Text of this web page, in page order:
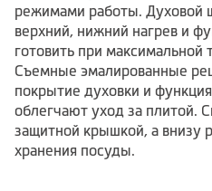
режимами работы. Духовой
верхний, нижний нагрев и
готовить при максимальной
Съемные эмалированные
покрытие духовки и
облегчают уход за плитой.
защитной крышкой, а внизу
хранения посуды.